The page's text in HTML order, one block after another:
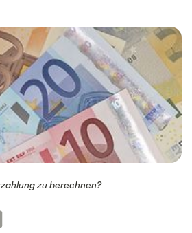
zu berechnen?